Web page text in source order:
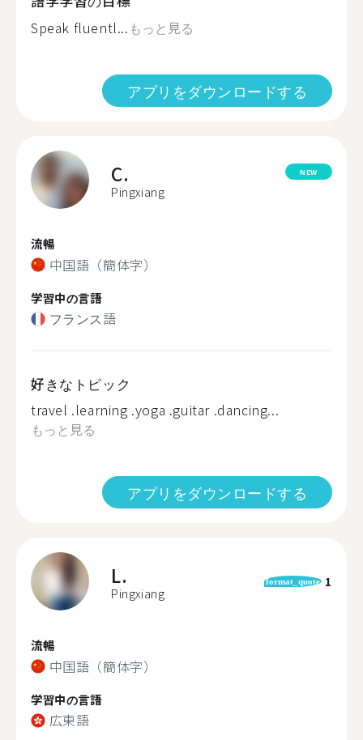
Speak fluentl... もっと見る
アプリをダウンロードする
C.
Pingxiang
NEW
流暢
中国語（簡体字）
学習中の言語
フランス語
好きなトピック
travel .learning .yoga .guitar .dancing...
もっと見る
アプリをダウンロードする
L.
Pingxiang
format_quote 1
流暢
中国語（簡体字）
学習中の言語
広東語